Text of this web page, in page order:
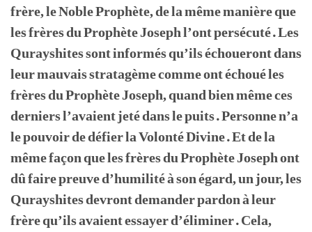
frère, le Noble Prophète, de la même manière que
les frères du Prophète Joseph l’ont persécuté. Les
Qurayshites sont informés qu’ils échoueront dans
leur mauvais stratagème comme ont échoué les
frères du Prophète Joseph, quand bien même ces
derniers l’avaient jeté dans le puits. Personne n’a
le pouvoir de défier la Volonté Divine. Et de la
même façon que les frères du Prophète Joseph ont
dû faire preuve d’humilité à son égard, un jour, les
Qurayshites devront demander pardon à leur
frère qu’ils avaient essayer d’éliminer. Cela,